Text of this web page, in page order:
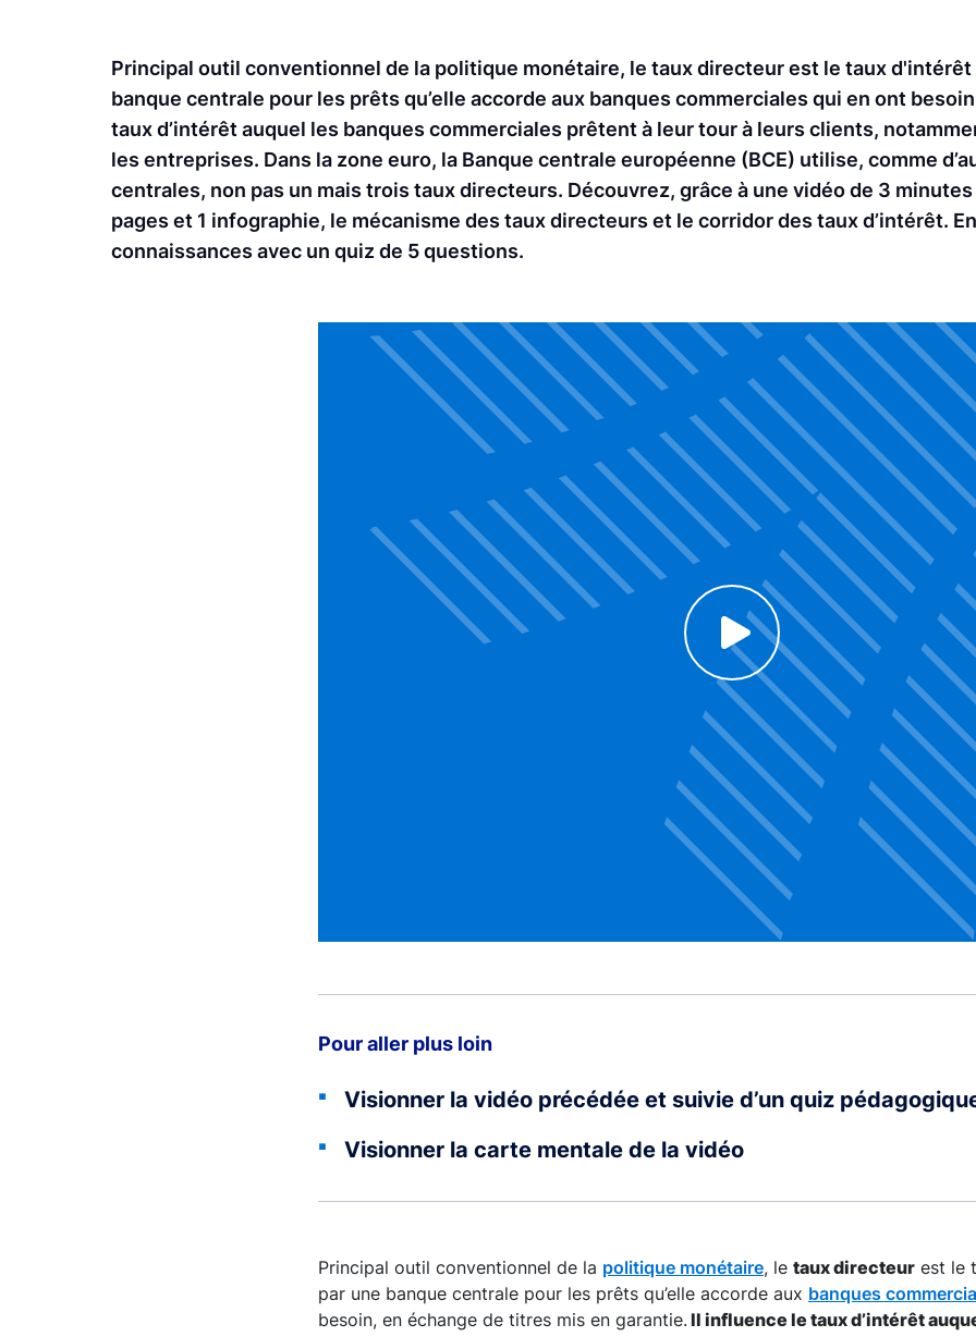
Principal outil conventionnel de la politique monétaire, le taux directeur est le taux d'intérêt
banque centrale pour les prêts qu’elle accorde aux banques commerciales qui en ont
taux d’intérêt auquel les banques commerciales prêtent à leur tour à leurs clients,
les entreprises. Dans la zone euro, la Banque centrale européenne (BCE) utilise, comme
centrales, non pas un mais trois taux directeurs. Découvrez, grâce à une vidéo de 3
pages et 1 infographie, le mécanisme des taux directeurs et le corridor des taux d’intérêt.
connaissances avec un quiz de 5 questions.
Voir la vidéo
Click to enable Youtube cookies and see content
Pour aller plus loin
Visionner la vidéo précédée et suivie d’un quiz
Visionner la carte mentale de la vidéo
Principal outil conventionnel de la politique monétaire, le taux directeur est le
par une banque centrale pour les prêts qu’elle accorde aux banques
besoin, en échange de titres mis en garantie. Il influence le taux d’intérêt